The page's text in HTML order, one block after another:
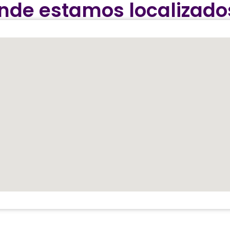
estamos